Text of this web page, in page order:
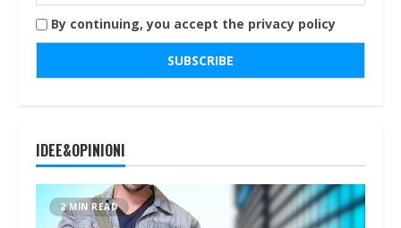
By continuing, you accept the privacy policy
IDEE&OPINIONI
2 MIN READ